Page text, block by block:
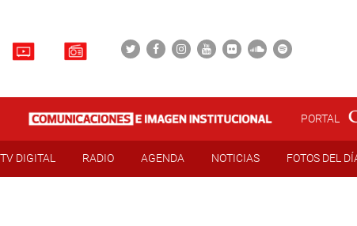
PORTAL
TV DIGITAL RADIO AGENDA NOTICIAS FOTOS DEL